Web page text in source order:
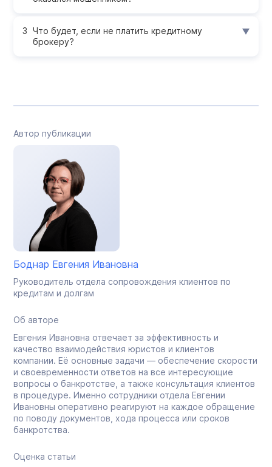
Что будет, если не платить кредитному
брокеру?
Автор публикации
Боднар Евгения Ивановна
Руководитель отдела сопровождения клиентов по
кредитам и долгам
Об авторе
Евгения Ивановна отвечает за эффективность и
качество взаимодействия юристов и клиентов
компании. Её основные задачи — обеспечение скорости
и своевременности ответов на все интересующие
вопросы о банкротстве, а также консультация клиентов
в процедуре. Именно сотрудники отдела Евгении
Ивановны оперативно реагируют на каждое обращение
по поводу документов, хода процесса или сроков
банкротства.
Оценка статьи